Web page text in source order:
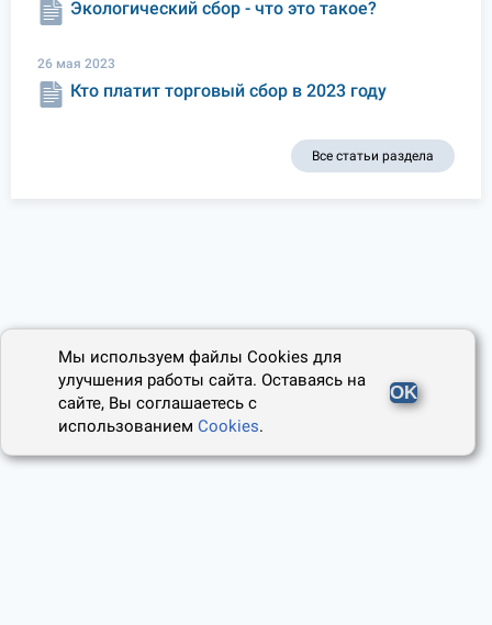
Экологический сбор - что это такое?
26 мая 2023
Кто платит торговый сбор в 2023 году
Все статьи раздела
Мы используем файлы Cookies для
улучшения работы сайта. Оставаясь на
сайте, Вы соглашаетесь с
использованиемCookies.
OK